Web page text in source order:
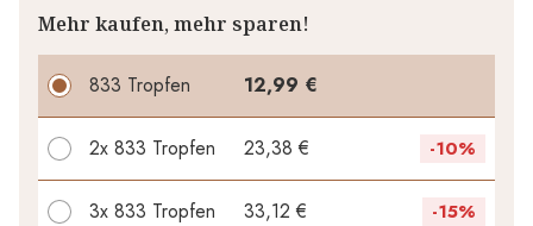
Mehr kaufen, mehr sparen!
833 Tropfen 12,99 €
2x 833 Tropfen 23,38 € -10%
3x 833 Tropfen 33,12 € -15%